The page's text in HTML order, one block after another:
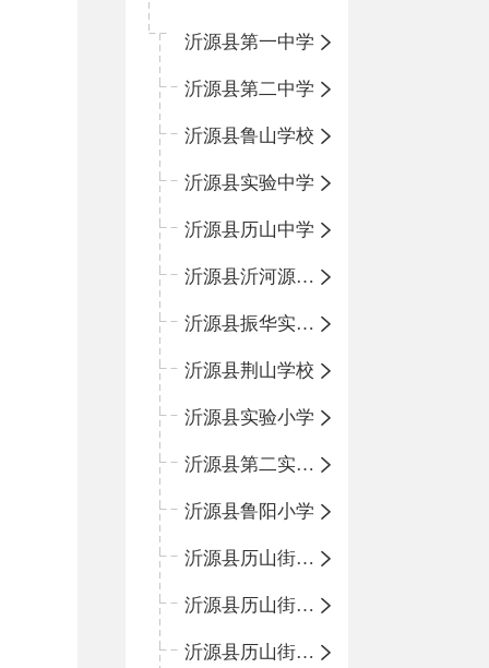
沂源县第一中学
沂源县第二中学
沂源县鲁山学校
沂源县实验中学
沂源县历山中学
沂源县沂河源学校
沂源县振华实验学校
沂源县荆山学校
沂源县实验小学
沂源县第二实验小学
沂源县鲁阳小学
沂源县历山街道办事处振兴路小学
沂源县历山街道办事处荆山路小学
沂源县历山街道办事处鲁山路小学